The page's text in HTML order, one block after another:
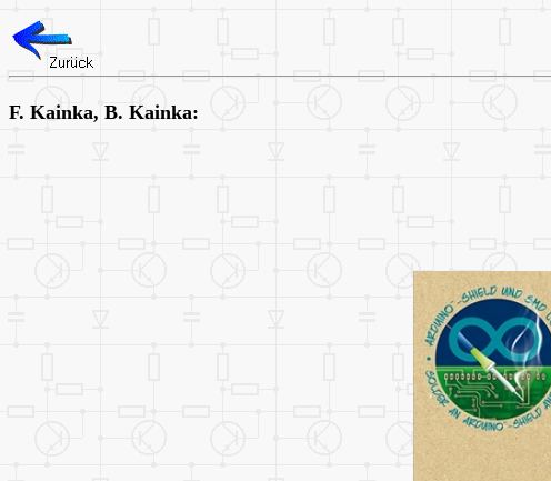
F. Kainka, B. Kainka: